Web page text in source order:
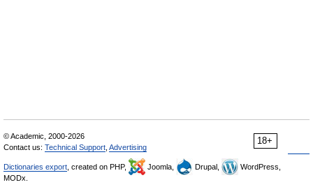
18+
© Academic, 2000-2026
Contact us: Technical Support Advertising
Dictionaries export , created on PHP, Joomla, Drupal,
WordPress,
MODx.